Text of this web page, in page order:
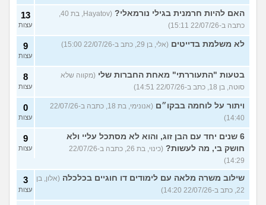
האם להיות חרמנית בגילי נורמאלי?
(Hayatov, בת 40,
כתבה ב-22/07/26 15:11)
13
עצות
לא משלמת בדייטים (אלי, בן 29, כתב ב-22/07/26 15:00) 9
עצות
בטעות "התעוררתי" מאחת החברות שלי (מקווה שלא
סוטה, בן 18, כתב ב-22/07/26 14:51)
8
עצות
ויתור על לוחמה בבקו״ם
(אנונימי, בת 18, כתבה ב-22/07/26
14:40)
0
עצות
6 שנים יחד עם הבן זוג, והוא לא מסתכל עליי ולא
חושק בי, מה לעשות?
(כינוי, בת 26, כתבה ב-22/07/26
14:29)
9
עצות
שילוב משרה מלאה עם לימודים דו חוגיים בכלכלה (אלון, בן
22, כתב ב-22/07/26 14:20)
3
עצות